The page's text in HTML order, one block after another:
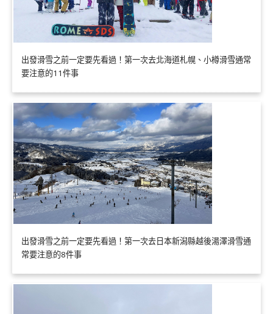
出發滑雪之前一定要先看過！第一次去北海道札幌、小樽滑雪通常
要注意的11件事
出發滑雪之前一定要先看過！第一次去日本新潟縣越後湯澤滑雪通
常要注意的8件事